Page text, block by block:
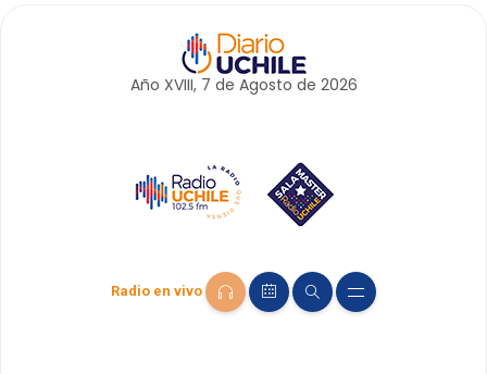
Año XVIII, 7 de Agosto de 2026
Radio en vivo